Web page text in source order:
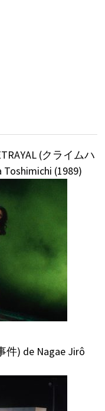
(クライムハ
(1989)
件) de Nagae Jirô